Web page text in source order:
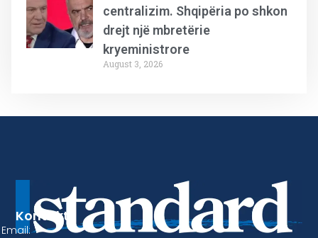
centralizim. Shqipëria po shkon
drejt një mbretërie
kryeministrore
August 3, 2026
Kontakt
Email: